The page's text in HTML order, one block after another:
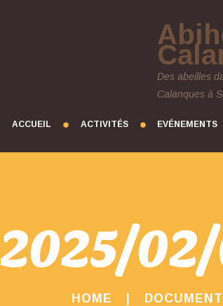
Des abeilles
Calanques à
ACCUEIL ACTIVITÉS EVÉNEMENTS
2025/
HOME